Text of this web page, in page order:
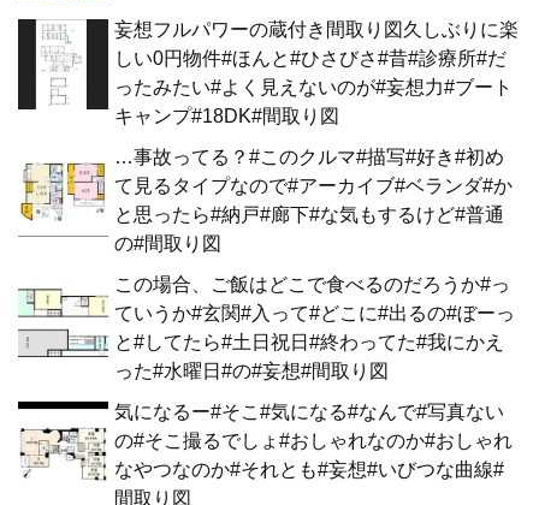
妄想フルパワーの蔵付き間取り図久しぶりに楽
しい0円物件#ほんと#ひさびさ#昔#診療所#だ
ったみたい#よく見えないのが#妄想力#ブート
キャンプ#18DK#間取り図
…事故ってる？#このクルマ#描写#好き#初め
て見るタイプなので#アーカイブ#ベランダ#か
と思ったら#納戸#廊下#な気もするけど#普通
の#間取り図
この場合、ご飯はどこで食べるのだろうか#っ
ていうか#玄関#入って#どこに#出るの#ぼーっ
と#してたら#土日祝日#終わってた#我にかえ
った#水曜日#の#妄想#間取り図
気になるー#そこ#気になる#なんで#写真ない
の#そこ撮るでしょ#おしゃれなのか#おしゃれ
なやつなのか#それとも#妄想#いびつな曲線#
間取り図